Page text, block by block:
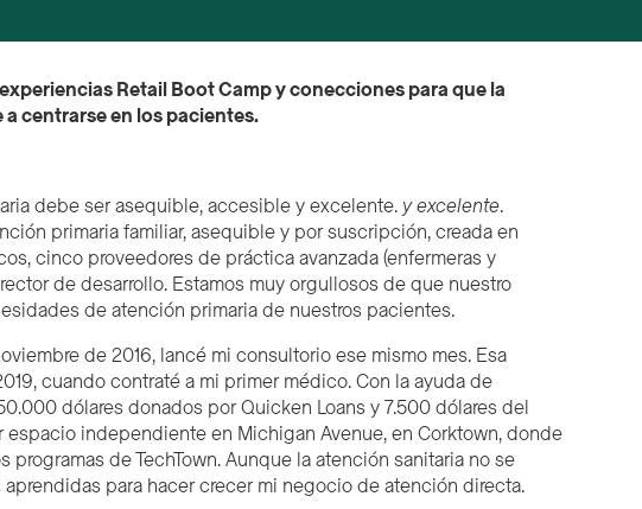
experiencias Retail Boot Campyconecciones para que la
centrarse en los pacientes.
debe ser asequible, accesible y excelente. y excelente.
primaria familiar, asequible y por suscripción, creada en
cinco proveedores de práctica avanzada (enfermeras y
de desarrollo. Estamos muy orgullosos de que nuestro
de atención primaria de nuestros pacientes.
de 2016, lancé mi consultorio ese mismo mes. Esa
cuando contraté a mi primer médico. Con la ayuda de
dólares donados por Quicken Loans y 7.500 dólares del
independiente en Michigan Avenue, en Corktown, donde
de TechTown. Aunque la atención sanitaria no se
para hacer crecer mi negocio de atención directa.